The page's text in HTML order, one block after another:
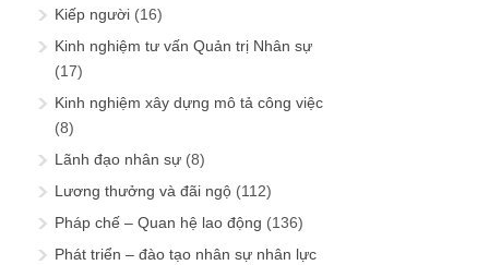
Kiếp người (16)
Kinh nghiệm tư vấn Quản trị Nhân sự
(17)
Kinh nghiệm xây dựng mô tả công việc
(8)
Lãnh đạo nhân sự (8)
Lương thưởng và đãi ngộ (112)
Pháp chế – Quan hệ lao động (136)
Phát triển – đào tạo nhân sự nhân lực